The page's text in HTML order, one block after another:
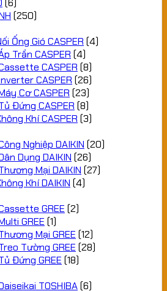
(6)
(250)
Ống Gió CASPER (4)
Trần CASPER (4)
CASPER (8)
CASPER (26)
Cơ CASPER (23)
Đứng CASPER (8)
Khí CASPER (3)
Nghiệp DAIKIN (20)
Dụng DAIKIN (26)
Mại DAIKIN (27)
Khí DAIKIN (4)
GREE (2)
GREE (1)
Mại GREE (12)
Tường GREE (28)
Đứng GREE (18)
TOSHIBA(6)